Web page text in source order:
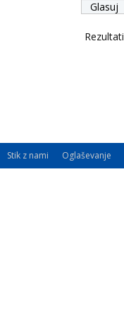
Rezultati
Stik z nami Oglaševanje